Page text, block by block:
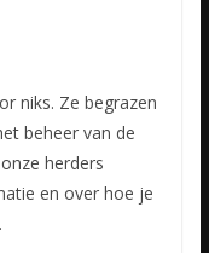
niks. Ze begrazen
beheer van de
herders
en over hoe je